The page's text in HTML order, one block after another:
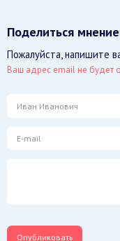
Поделиться
Пожалуйста, напишите
Ваш адрес email не будет